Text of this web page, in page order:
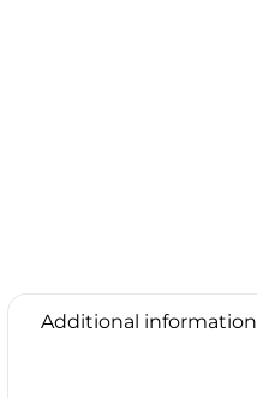
Additional information